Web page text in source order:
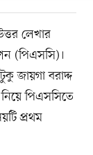
লেখার
(পিএসসি)।
জায়গা বরাদ্দ
পিএসসিতে
প্রথম